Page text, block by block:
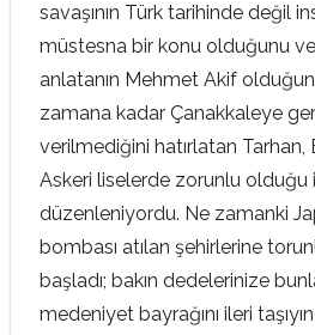
savaşının Türk tarihinde değil
müstesna bir konu olduğunu
anlatanın Mehmet Akif
zamana kadar Çanakkaleye
verilmediğini hatırlatan Tarhan,
Askeri liselerde zorunlu olduğu
düzenleniyordu. Ne zamanki
bombası atılan şehirlerine
başladı; bakın dedelerinize
medeniyet bayrağını ileri